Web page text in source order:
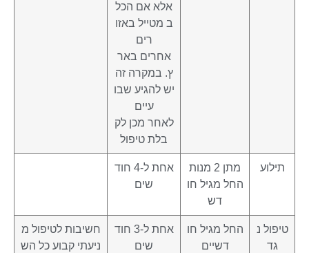
אלא אם הכל
ב מטייל באזו
רים
אחרים באר
ץ. במקרה זה
יש להגיע שבו
עיים
לאחר מכן לק
בלת טיפול
תילוע
מתן 2 מנות
החל מגיל חו
דש
אחת ל-4 חוד
שים
טיפול נ
גד
החל מגיל חו
דשיים
אחת ל-3 חוד
שים
חשיבות לטיפול מ
ניעתי קבוע כל הש